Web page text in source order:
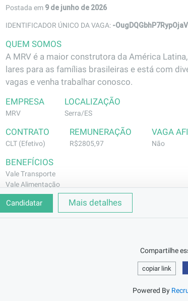
Postada em 9 de junho de 2026
IDENTIFICADOR ÚNICO DA VAGA: -
QUEM SOMOS
A MRV é a maior construtora da América
lares para as famílias brasileiras e está com
vagas e venha trabalhar conosco.
EMPRESA
MRV
LOCALIZAÇÃO
Serra/ES
CONTRATO
CLT (Efetivo)
REMUNERAÇÃO
R$2805,97
VAGA
Não
BENEFÍCIOS
Vale Transporte
Vale Alimentação
Assistência Médica
Seguro de Vida
Realiza a leitura e interpretação de projetos
distribuição, quadros de força, painéis,
iluminação. Executa passagem de cabos,
para garantir o funcionamento e a segurança
Candidatar Mais detalhes
Compartilhe
copiar link
Powered By